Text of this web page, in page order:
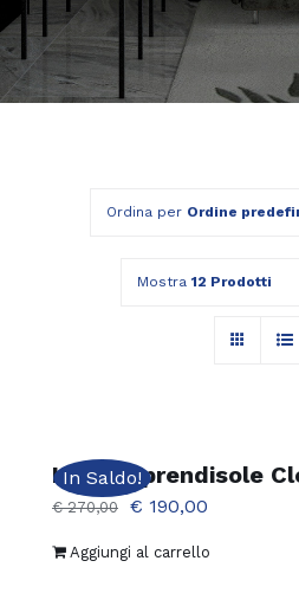
Ordina per Ordine
Mostra 12 Prodotti
In Saldo!
Lettino prendisole
€270,00
Il
€ 190,00
Aggiungi al carrello